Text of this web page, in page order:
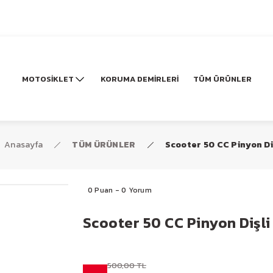
MOTOSİKLET KORUMA DEMİRLERİ TÜM ÜRÜNLER
Anasayfa TÜM ÜRÜNLER Scooter 50 CC Pinyon
0 Puan - 0 Yorum
Scooter 50 CC Pinyon Dişli
500,00 TL